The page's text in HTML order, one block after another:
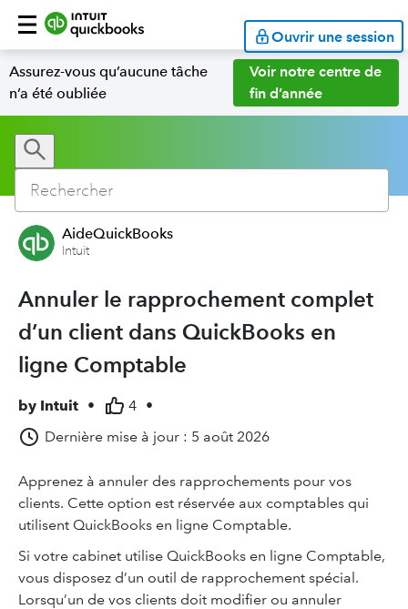
Ouvrir une session
Assurez-vous qu’aucune tâche
n’a été oubliée
Voir notre centre de
fin d’année
AideQuickBooks
Intuit
Annuler le rapprochement complet
d’un client dans QuickBooks en
ligne Comptable
by Intuit • 4 •
Dernière mise à jour : 5 août 2026
Apprenez à annuler des rapprochements pour vos
clients. Cette option est réservée aux comptables qui
utilisent QuickBooks en ligne Comptable.
Si votre cabinet utilise QuickBooks en ligne Comptable,
vous disposez d’un outil de rapprochement spécial.
Lorsqu’un de vos clients doit modifier ou annuler